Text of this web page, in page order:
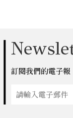
訂閱我們的電子